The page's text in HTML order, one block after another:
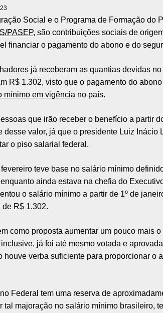
Social e o Programa de Formação do
PASEP, são contribuições sociais de
financiar o pagamento do abono e do
já receberam as quantias devidas
R$ 1.302, visto que o pagamento do
mínimo em vigência no país.
que irão receber o benefício a partir
desse valor, já que o presidente Luiz Inácio
o piso salarial federal.
teve base no salário mínimo
ainda estava na chefia do
o salário mínimo a partir de 1º de
de R$ 1.302.
como proposta aumentar um pouco mais
já foi até mesmo votada e
houve verba suficiente para proporcionar o
Federal tem uma reserva de
tal majoração no salário mínimo brasileiro,